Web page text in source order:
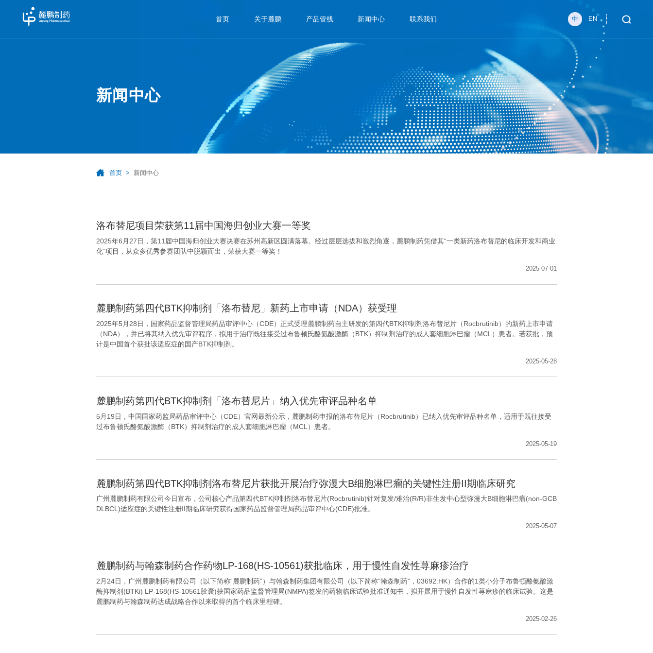
首页 关于麓鹏 产品管线 新闻中心 联系我们 中 EN
新闻中心
首页 新闻中心
洛布替尼项目荣获第11届中国海归创业大赛一等奖
2025年6月27日，第11届中国海归创业大赛决赛在苏州高新区圆满落幕。经过层层选拔和激烈角逐，麓鹏制药凭借其“一类新药洛布替尼的临床开发和商业
化”项目，从众多优秀参赛团队中脱颖而出，荣获大赛一等奖！
2025-07-01
麓鹏制药第四代BTK抑制剂「洛布替尼」新药上市申请（NDA）获受理
2025年5月28日，国家药品监督管理局药品审评中心（CDE）正式受理麓鹏制药自主研发的第四代BTK抑制剂洛布替尼片（Rocbrutinib）的新药上市申请
（NDA），并已将其纳入优先审评程序，拟用于治疗既往接受过布鲁顿氏酪氨酸激酶（BTK）抑制剂治疗的成人套细胞淋巴瘤（MCL）患者。若获批，预
计是中国首个获批该适应症的国产BTK抑制剂。
2025-05-28
麓鹏制药第四代BTK抑制剂「洛布替尼片」纳入优先审评品种名单
5月19日，中国国家药监局药品审评中心（CDE）官网最新公示，麓鹏制药申报的洛布替尼片（Rocbrutinib）已纳入优先审评品种名单，适用于既往接受
过布鲁顿氏酪氨酸激酶（BTK）抑制剂治疗的成人套细胞淋巴瘤（MCL）患者。
2025-05-19
麓鹏制药第四代BTK抑制剂洛布替尼片获批开展治疗弥漫大B细胞淋巴瘤的关键性注册II期临床研究
广州麓鹏制药有限公司今日宣布，公司核心产品第四代BTK抑制剂洛布替尼片(Rocbrutinib)针对复发/难治(R/R)非生发中心型弥漫大B细胞淋巴瘤(non-GCB
DLBCL)适应症的关键性注册II期临床研究获得国家药品监督管理局药品审评中心(CDE)批准。
2025-05-07
麓鹏制药与翰森制药合作药物LP-168(HS-10561)获批临床，用于慢性自发性荨麻疹治疗
2月24日，广州麓鹏制药有限公司（以下简称“麓鹏制药”）与翰森制药集团有限公司（以下简称“翰森制药”，03692.HK）合作的1类小分子布鲁顿酪氨酸激
酶抑制剂(BTKi) LP-168(HS-10561胶囊)获国家药品监督管理局(NMPA)签发的药物临床试验批准通知书，拟开展用于慢性自发性荨麻疹的临床试验。这是
麓鹏制药与翰森制药达成战略合作以来取得的首个临床里程碑。
2025-02-26